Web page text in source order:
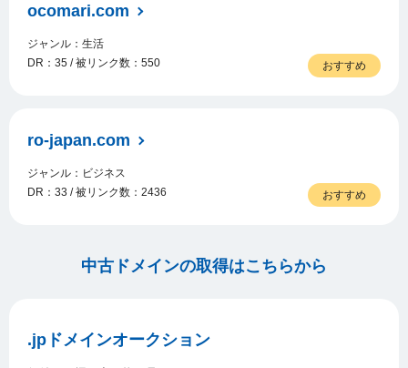
ocomari.com
ジャンル：生活
DR：35 / 被リンク数：550
おすすめ
ro-japan.com
ジャンル：ビジネス
DR：33 / 被リンク数：2436
おすすめ
中古ドメインの取得はこちらから
.jpドメインオークション